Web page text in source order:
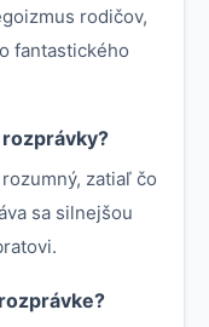
rodičov,
fantastického
zatiaľ čo
sa silnejšou